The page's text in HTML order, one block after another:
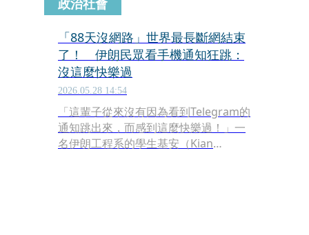
政治社會
「88天沒網路」世界最長斷網結束
了！ 伊朗民眾看手機通知狂跳：
沒這麼快樂過
2026.05.28 14:54
「這輩子從來沒有因為看到Telegram的
通知跳出來，而感到這麼快樂過！」一
名伊朗工程系的學生基安（Kian